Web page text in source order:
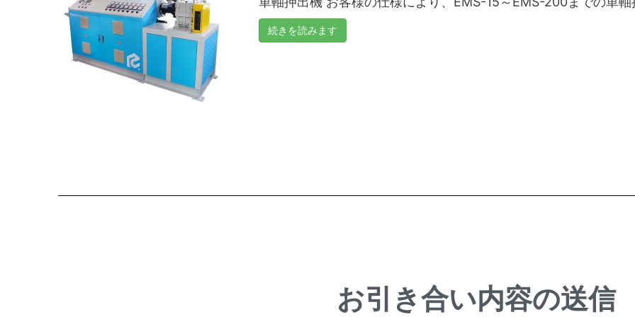
続きを読みます
お引き合い内容の送信